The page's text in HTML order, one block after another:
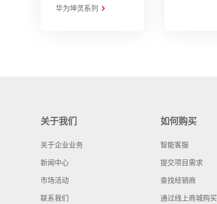
华为坤灵系列
关于我们
关于企业业务
新闻中心
市场活动
联系我们
如何购买
智能客服
提交项目需求
查找经销商
通过线上商城购买